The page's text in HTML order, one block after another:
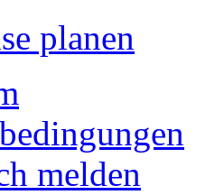
planen
melden